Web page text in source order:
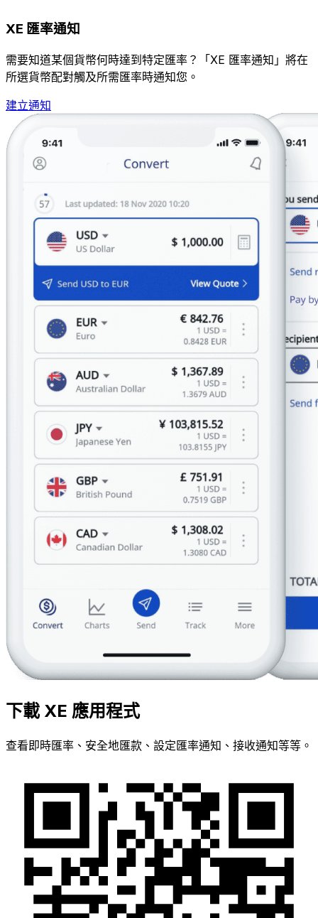
XE 匯率通知
需要知道某個貨幣何時達到特定匯率？「XE 匯率通知」將在
所選貨幣配對觸及所需匯率時通知您。
建立通知
下載 XE 應用程式
查看即時匯率、安全地匯款、設定匯率通知、接收通知等等。